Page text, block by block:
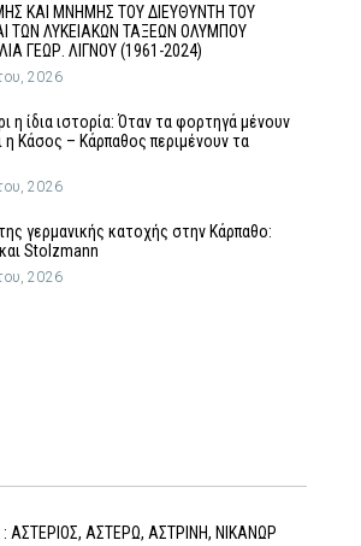
ΚΑΙ ΜΝΗΜΗΣ ΤΟΥ ΔΙΕΥΘΥΝΤΗ ΤΟΥ
ΤΩΝ ΛΥΚΕΙΑΚΩΝ ΤΑΞΕΩΝ ΟΛΥΜΠΟΥ
ΓΕΩΡ. ΛΙΓΝΟΥ (1961-2024)
2026
η ίδια ιστορία: Όταν τα φορτηγά μένουν
η Κάσος – Κάρπαθος περιμένουν τα
2026
γερμανικής κατοχής στην Κάρπαθο:
Stolzmann
2026
ΑΣΤΕΡΙΟΣ, ΑΣΤΕΡΩ, ΑΣΤΡΙΝΗ, ΝΙΚΑΝΩΡ